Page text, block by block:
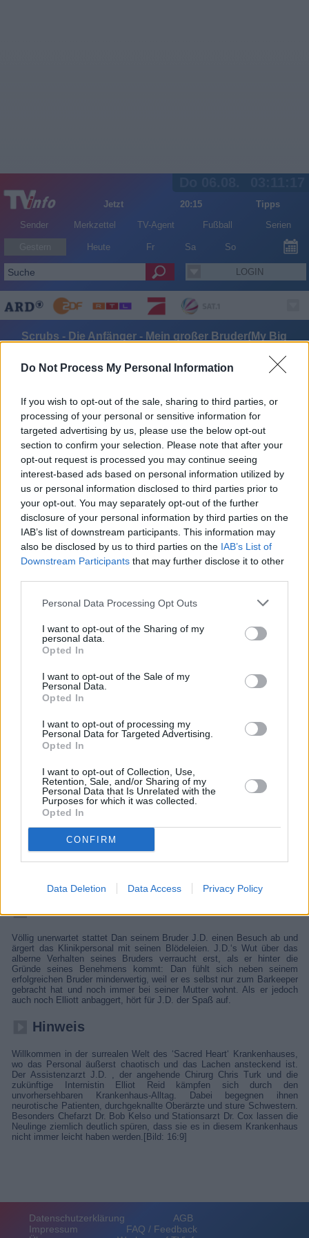
Do Not Process My Personal Information
If you wish to opt-out of the sale, sharing to third parties, or
processing of your personal or sensitive information for
targeted advertising by us, please use the below opt-out
section to confirm your selection. Please note that after your
opt-out request is processed you may continue seeing
interest-based ads based on personal information utilized by
us or personal information disclosed to third parties prior to
your opt-out. You may separately opt-out of the further
disclosure of your personal information by third parties on the
IAB’s list of downstream participants. This information may
also be disclosed by us to third parties on the IAB’s List of
Downstream Participants that may further disclose it to other
Personal Data Processing Opt Outs
I want to opt-out of the Sharing of my
personal data.
Opted In
I want to opt-out of the Sale of my
Personal Data.
Opted In
I want to opt-out of processing my
Personal Data for Targeted Advertising.
Opted In
I want to opt-out of Collection, Use,
Retention, Sale, and/or Sharing of my
Personal Data that Is Unrelated with the
Purposes for which it was collected.
Opted In
CONFIRM
Data Deletion Data Access Privacy Policy
Jetzt 20:15
Tipps
Sender
Merkzettel TV-Agent Fußball Serien
Heute Fr Sa So
LOGIN
Alle Sender
Scrubs - Die Anfänger - Mein großer Bruder(My Big
Scrubs - Die Anfänger (Scrubs)
Mein großer Bruder(My Big Brother) (
Folge 28 Staffel: 2 / Folge: 28
Details
Völlig unerwartet stattet Dan seinem Bruder J.D. einen Besuch ab und
ärgert das Klinikpersonal mit seinen Blödeleien. J.D.‘s Wut über das
alberne Verhalten seines Bruders verraucht erst, als er hinter die
Gründe seines Benehmens kommt: Dan fühlt sich neben seinem
erfolgreichen Bruder minderwertig, weil er es selbst nur zum Barkeeper
gebracht hat und noch immer bei seiner Mutter wohnt. Als er jedoch
auch noch Elliott anbaggert, hört für J.D. der Spaß auf.
Hinweis
Willkommen in der surrealen Welt des ‘Sacred Heart‘ Krankenhauses,
wo das Personal äußerst chaotisch und das Lachen ansteckend ist.
Der Assistenzarzt J.D. , der angehende Chirurg Chris Turk und die
zukünftige Internistin Elliot Reid kämpfen sich durch den
unvorhersehbaren Krankenhaus-Alltag. Dabei begegnen ihnen
neurotische Patienten, durchgeknallte Oberärzte und sture Schwestern.
Besonders Chefarzt Dr. Bob Kelso und Stationsarzt Dr. Cox lassen die
Neulinge ziemlich deutlich spüren, dass sie es in diesem Krankenhaus
nicht immer leicht haben werden.[Bild: 16:9]
Datenschutzerklärung
AGB
Impressum
FAQ / Feedback